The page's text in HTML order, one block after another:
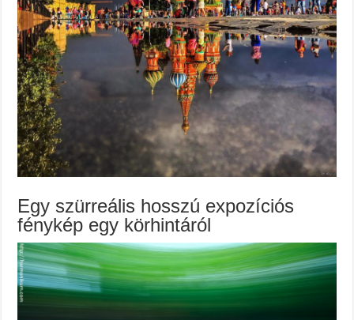
Egy szürreális hosszú expozíciós
fénykép egy körhintáról